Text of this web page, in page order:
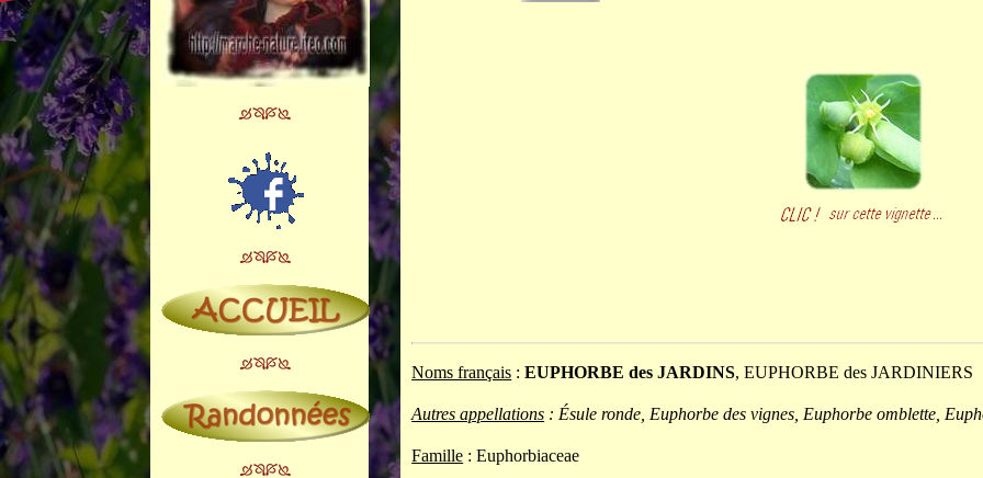
Noms français : EUPHORBE des JARDINS, EUPHORBE des JARDINIERS
Autres appellations : Ésule ronde, Euphorbe des vignes, Euphorbe omblette,
Famille : Euphorbiaceae